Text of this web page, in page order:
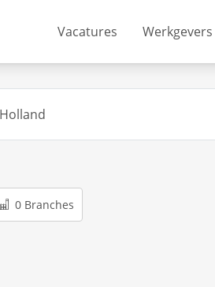
Vacatures Werkgevers
0 Branches